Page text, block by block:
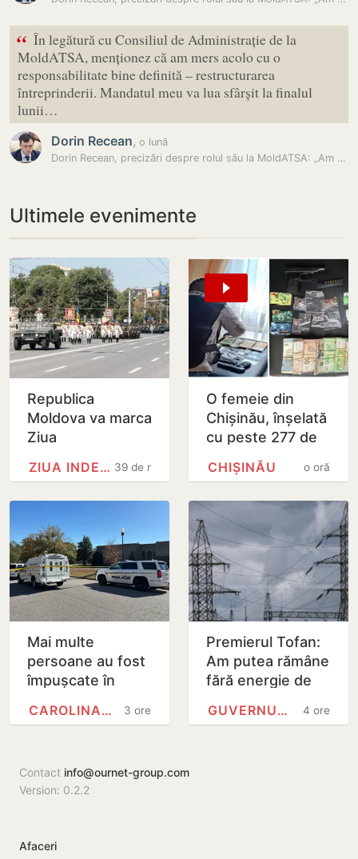
“ În legătură cu Consiliul de Administrație de la
MoldATSA, menționez că am mers acolo cu o
responsabilitate bine definită – restructurarea
întreprinderii. Mandatul meu va lua sfârșit la finalul
lunii…
Dorin Recean, o lună
Dorin Recean, precizări despre rolul său la MoldATSA: „Am mers acolo…
Ultimele evenimente
Republica
Moldova va marca
Ziua
printr-o paradă
decretul
39 de minute
ZIUA INDEPENDENȚEI
O femeie din
Chișinău, înșelată
cu peste 277 de
mii de lei printr-o
falsă platformă de
o oră
CHIȘINĂU
Mai multe
persoane au fost
împușcate în
armat în Carolina
3 ore
CAROLINA DE NORD
Premierul Tofan:
Am putea rămâne
fără energie de
4 ore
GUVERNUL REPUBLICII MOLDOVA
Contact info@ournet-group.com
Version: 0.2.2
Afaceri